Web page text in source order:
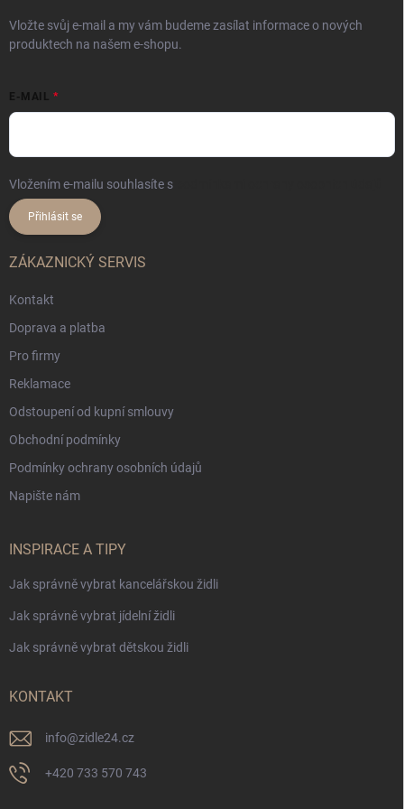
Vložte svůj e-mail a my vám budeme zasílat informace o nových
produktech na našem e-shopu.
E-MAIL
Vložením e-mailu souhlasíte s
Přihlásit se
ZÁKAZNICKÝ SERVIS
Kontakt
Doprava a platba
Pro firmy
Reklamace
Odstoupení od kupní smlouvy
Obchodní podmínky
Podmínky ochrany osobních údajů
Napište nám
INSPIRACE A TIPY
Jak správně vybrat kancelářskou židli
Jak správně vybrat jídelní židli
Jak správně vybrat dětskou židli
KONTAKT
info@zidle24.cz
+420 733 570 743